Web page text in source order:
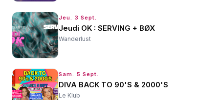
Jeu. 3 Sept.
Jeudi OK : SERVING + BØX
Wanderlust
Sam. 5 Sept.
DIVA BACK TO 90'S & 2000'S
Le Klub